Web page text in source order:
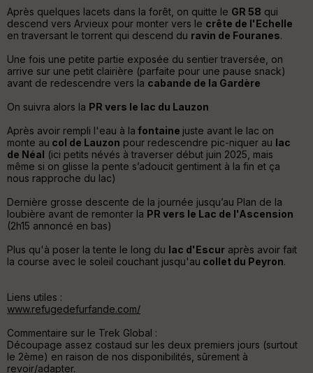
Aff
ic
r
d
ar
v
Fil
e
P
OI
ur
Après quelques lacets dans la forêt, on quitte le GR 58 qui
descend vers Arvieux pour monter vers le crête de l'Echelle
en traversant le torrent qui descend du ravin de Fouranes.
Une fois une petite partie exposée du sentier traversée, on
arrive sur une petit clairière (parfaite pour une pause snack)
avant de redescendre vers la cabande de la Gardère
On suivra alors la PR vers le lac du Lauzon
Après avoir rempli l'eau à la fontaine juste avant le lac on
monte au col de Lauzon pour redescendre pic-niquer au lac
de Néal
(ici petits névés à traverser début juin 2025, mais
même si on glisse la pente s’adoucit gentiment à la fin et ça
nous rapproche du lac)
Dernière grosse descente de la journée jusqu’au Plan de la
loubière avant de remonter la PR vers le Lac de l'Ascension
(2h15 annoncé en bas)
Plus qu'à poser la tente le long du lac d'Escur après avoir fait
la course avec le soleil couchant jusqu'au collet du Peyron.
Liens utiles :
www.refugedefurfande.com/
Commentaire sur le Trek Global :
Découpage assez costaud sur les deux premiers jours (surtout
le 2ème) en raison de nos disponibilités, sûrement à
revoir/adapter.